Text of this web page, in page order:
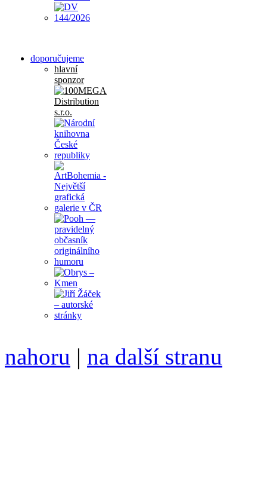
doporučujeme
hlavní
sponzor
nahoru | na další stranu